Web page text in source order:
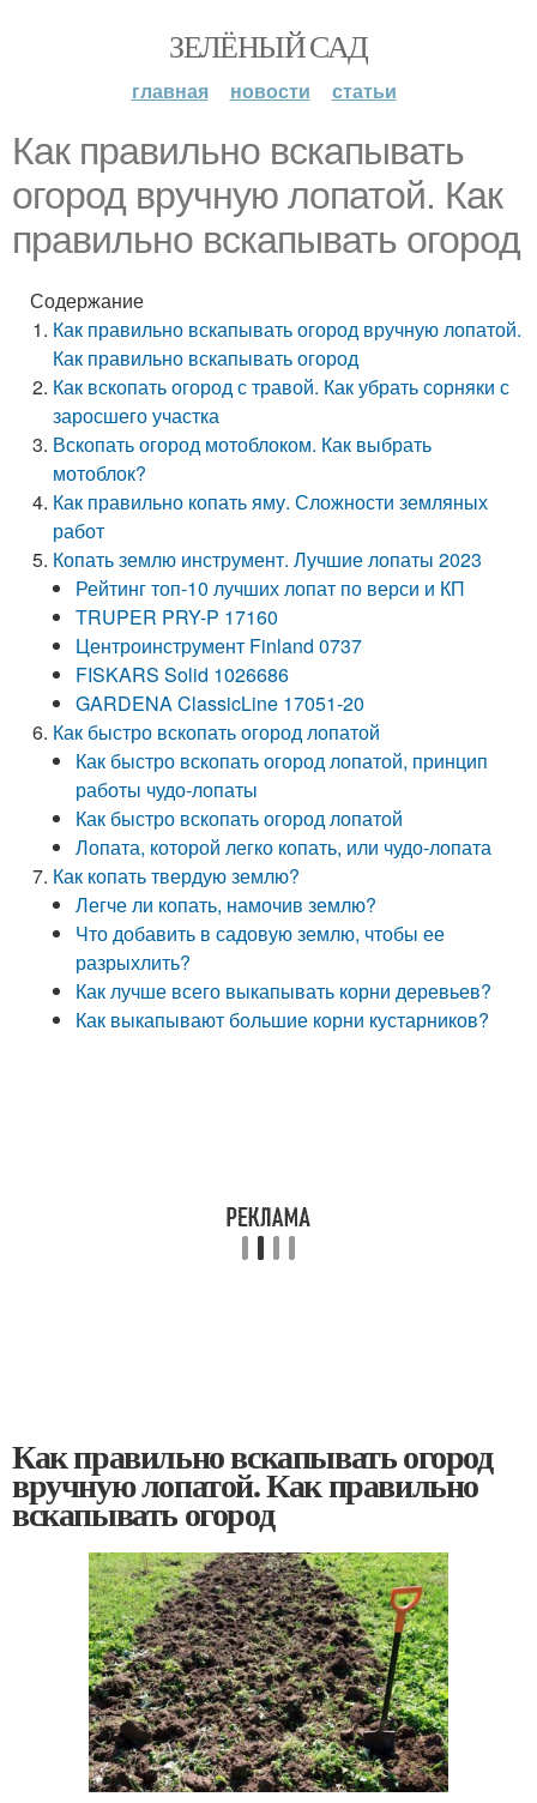
ЗЕЛЁНЫЙ САД
главная новости статьи
Как правильно вскапывать
огород вручную лопатой. Как
правильно вскапывать огород
Содержание
Как правильно вскапывать огород вручную лопатой.
Как правильно вскапывать огород
Как вскопать огород с травой. Как убрать сорняки с
заросшего участка
Вскопать огород мотоблоком. Как выбрать
мотоблок?
Как правильно копать яму. Сложности земляных
работ
Копать землю инструмент. Лучшие лопаты 2023
Рейтинг топ-10 лучших лопат по верси и КП
TRUPER PRY-P 17160
Центроинструмент Finland 0737
FISKARS Solid 1026686
GARDENA ClassicLine 17051-20
Как быстро вскопать огород лопатой
Как быстро вскопать огород лопатой, принцип
работы чудо-лопаты
Как быстро вскопать огород лопатой
Лопата, которой легко копать, или чудо-лопата
Как копать твердую землю?
Легче ли копать, намочив землю?
Что добавить в садовую землю, чтобы ее
разрыхлить?
Как лучше всего выкапывать корни деревьев?
Как выкапывают большие корни кустарников?
Как правильно вскапывать огород
вручную лопатой. Как правильно
вскапывать огород